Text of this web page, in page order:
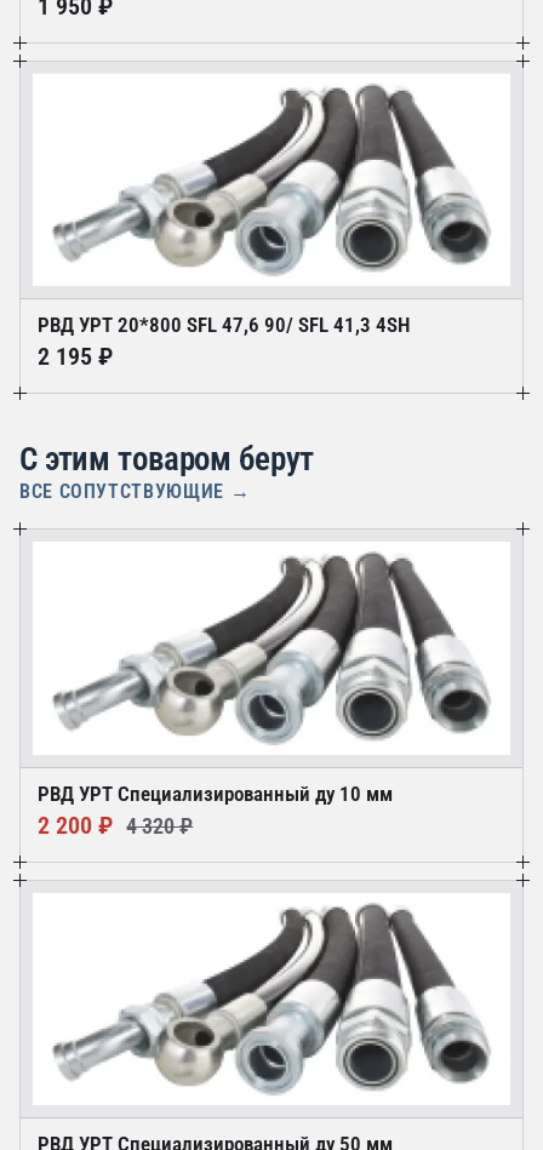
РВД УРТ 20*800 SFL 47,6 90/ SFL 41,3 4SН
2 195 ₽
С этим товаром берут
ВСЕ СОПУТСТВУЮЩИЕ →
РВД УРТ Специализированный ду 10 мм
2 200 ₽ 4 320 ₽
РВД УРТ Специализированный ду 50 мм